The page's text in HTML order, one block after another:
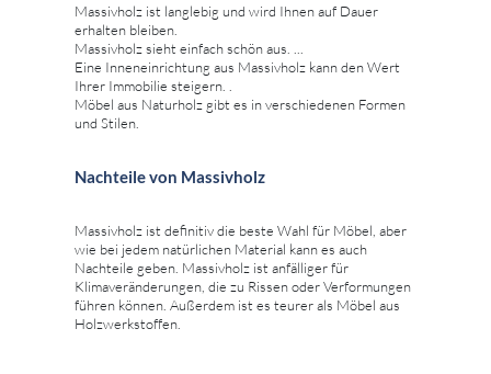
Massivholz ist langlebig und wird Ihnen auf Dauer
erhalten bleiben.
Massivholz sieht einfach schön aus. ...
Eine Inneneinrichtung aus Massivholz kann den Wert
Ihrer Immobilie steigern. .
Möbel aus Naturholz gibt es in verschiedenen Formen
und Stilen.
Nachteile von Massivholz
Massivholz ist definitiv die beste Wahl für Möbel, aber
wie bei jedem natürlichen Material kann es auch
Nachteile geben. Massivholz ist anfälliger für
Klimaveränderungen, die zu Rissen oder Verformungen
führen können. Außerdem ist es teurer als Möbel aus
Holzwerkstoffen.